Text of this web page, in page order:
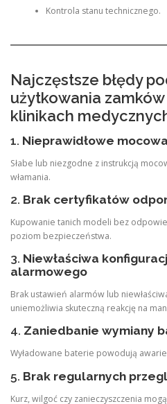
Kontrola stanu technicznego.
Najczęstsze błędy
użytkowania zamków
klinikach
1. Nieprawidłowe
Słabe lub niezgodne z instrukcją
włamania.
2. Brak certyfikatów
Kupowanie tanich modeli bez
poziom bezpieczeństwa.
3. Niewłaściwa
alarmowego
Brak ustawień alarmów lub
uniemożliwia skuteczną reakcję na
4. Zaniedbanie wymiany
Wyładowane baterie powodują
5. Brak regularnych
Kurz, wilgoć czy zanieczyszczenia